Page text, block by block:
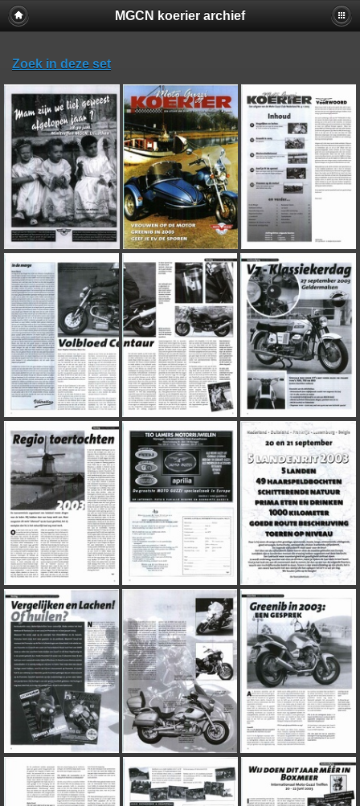
MGCN koerier archief
Zoek in deze set